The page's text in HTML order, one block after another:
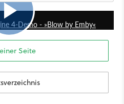
4:36
4-Demo - »Blow by Emby«
Seite